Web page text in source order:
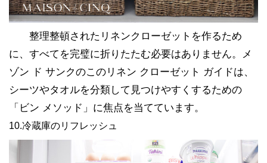
整理整頓されたリネンクローゼットを作るため
に、すべてを完璧に折りたたむ必要はありません。メ
ゾン ド サンクのこのリネン クローゼット ガイドは、
シーツやタオルを分類して見つけやすくするための
「ビン メソッド」に焦点を当てています。
10.冷蔵庫のリフレッシュ